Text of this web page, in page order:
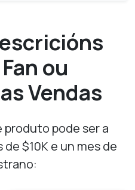
ou
Vendas
produto pode ser a
$10K e un mes de